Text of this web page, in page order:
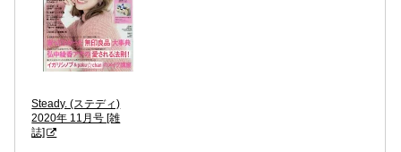
Steady. (ステディ)
2020年 11月号 [雑
誌]